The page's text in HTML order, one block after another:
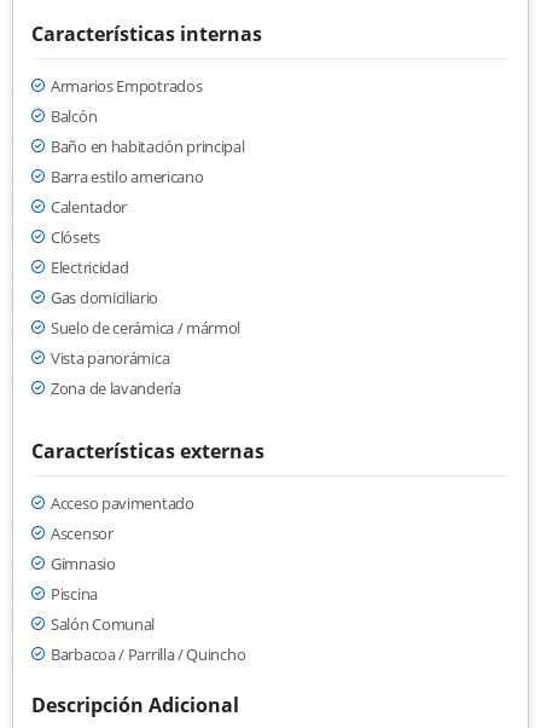
Características internas
Armarios Empotrados
Balcón
Baño en habitación principal
Barra estilo americano
Calentador
Clósets
Electricidad
Gas domiciliario
Suelo de cerámica / mármol
Vista panorámica
Zona de lavandería
Características externas
Acceso pavimentado
Ascensor
Gimnasio
Piscina
Salón Comunal
Barbacoa / Parrilla / Quincho
Descripción Adicional